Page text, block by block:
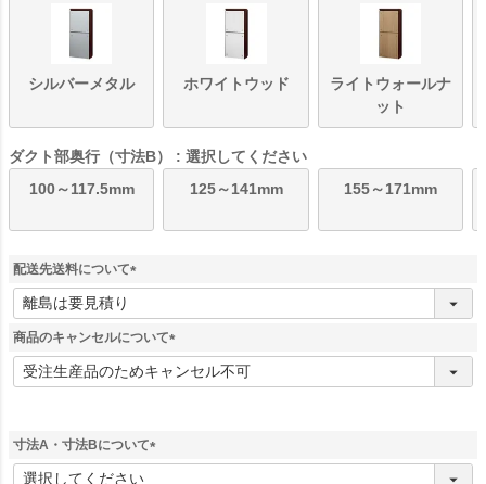
シルバーメタル ホワイトウッド
ライトウォールナ
ット
ダクト部奥行（寸法B）
選択してください
100～117.5mm
125～141mm 155～171mm
配送先送料について
(
須
商品のキャンセルについて
(
必
寸法A・寸法Bについて
(